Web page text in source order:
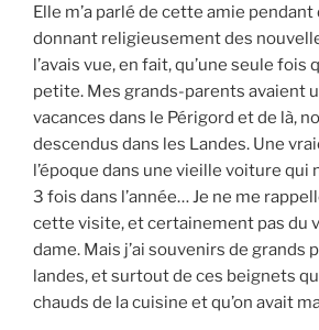
Elle m’a parlé de cette amie pendant
donnant religieusement des
l’avais vue, en fait, qu’une seule fois
petite. Mes grands-parents avaient
vacances dans le Périgord et de là,
descendus dans les Landes. Une
l’époque dans une vieille voiture qui
3 fois dans l’année… Je ne me
cette visite, et certainement pas du
dame. Mais j’ai souvenirs de grands
landes, et surtout de ces beignets
chauds de la cuisine et qu’on avait